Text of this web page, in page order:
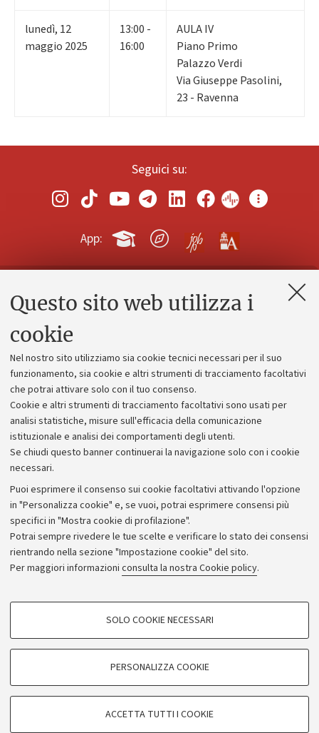
Questo sito web utilizza i
cookie
Nel nostro sito utilizziamo sia cookie tecnici necessari per il suo
funzionamento, sia cookie e altri strumenti di tracciamento facoltativi
che potrai attivare solo con il tuo consenso.
Cookie e altri strumenti di tracciamento facoltativi sono usati per
analisi statistiche, misure sull'efficacia della comunicazione
istituzionale e analisi dei comportamenti degli utenti.
Se chiudi questo banner continuerai la navigazione solo con i cookie
necessari.
Puoi esprimere il consenso sui cookie facoltativi attivando l'opzione
in "Personalizza cookie" e, se vuoi, potrai esprimere consensi più
specifici in "Mostra cookie di profilazione".
Potrai sempre rivedere le tue scelte e verificare lo stato dei consensi
rientrando nella sezione "Impostazione cookie" del sito.
Per maggiori informazioni consulta la nostra Cookie policy.
COOKIE DI PROFILAZIONE - FACOLTATIVI
COOKIE TECNICI - NECESSARI
SOLO COOKIE NECESSARI
PERSONALIZZA COOKIE
ACCETTA TUTTI I COOKIE
lunedì, 12
maggio 2025
13:00 -
16:00
AULA IV
Piano Primo
Palazzo Verdi
Via Giuseppe Pasolini,
23 - Ravenna
Seguici su:
App:
Contatti e PEC
Alumni community
Piano strategico
Bilanci
Donazioni e 5x1000
Merchandising - UniboStore
Bandi, gare e concorsi
Albo online
Amministrazione trasparente
Atti di notifica
Informazioni sul sito e accessibilità
Dichiarazione di accessibilità
Privacy e note legali
Impostazioni Cookie
©Copyright 2026 - ALMA MATER STUDIORUM - Università di
Bologna - Via Zamboni,33 - 40126Bologna - PI:
- CF:80007010376